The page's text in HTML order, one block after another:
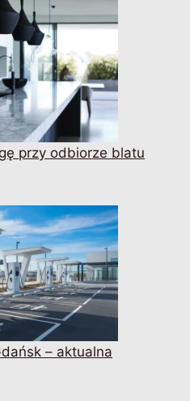
przy odbiorze blatu
– aktualna